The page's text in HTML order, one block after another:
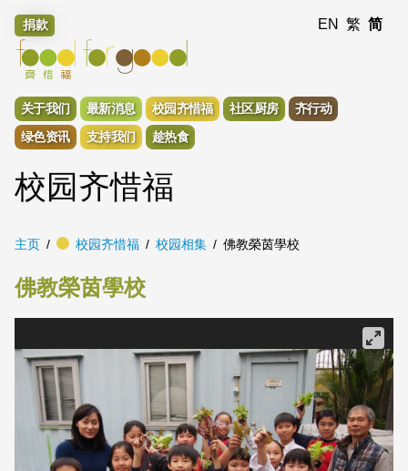
捐款 EN 繁 简
关于我们 最新消息 校园齐惜福 社区厨房
齐行动
绿色资讯
支持我们 趁热食
校园齐惜福
主页 校园齐惜福 校园相集 佛教榮茵學校
佛教榮茵學校